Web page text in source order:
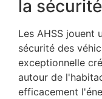
la
Les AHSS jouent
sécurité des
exceptionnelle
autour de
efficacement